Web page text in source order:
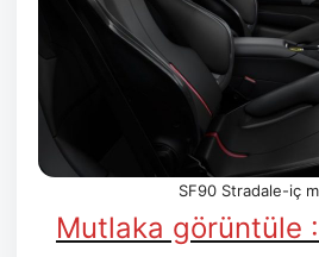
SF90 Stradale-iç
Mutlaka görüntüle